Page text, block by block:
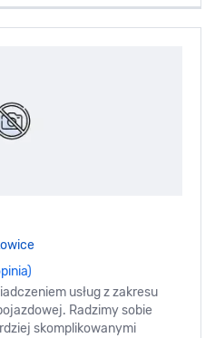
usług z zakresu
Radzimy sobie
skomplikowanymi